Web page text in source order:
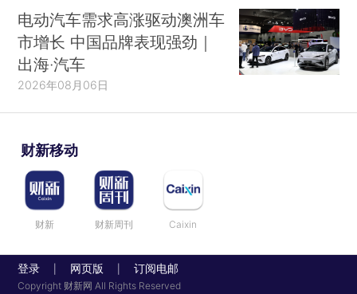
电动汽车需求高涨驱动澳洲车
市增长 中国品牌表现强劲｜
出海·汽车
2026年08月06日
财新移动
财新 财新周刊 Caixin
登录 网页版 订阅电邮
Copyright 财新网 All Rights Reserved